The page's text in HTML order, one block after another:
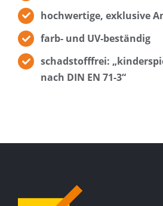
hochwertige, exklusive
farb- und UV-beständig
schadstofffrei:
nach DIN EN 71-3“